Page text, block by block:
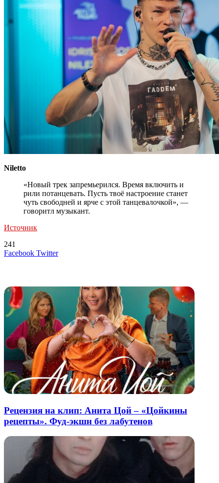
Niletto
«Новый трек запремьерился. Время включить и
рили потанцевать. Пусть твоё настроение станет
чуть свободней и ярче с этой танцевалочкой», —
говоритл музыкант.
Источник
241
Facebook TwitterLinkedIn
Tumblr
Reddit
Вконтакте
Одноклассники
Skype
Messenger
Messenger
WhatsApp
Telegram
Viber
Line
Поделиться
Печатать
Рецензия на клип: Анита Цой – «Цойкины
рецепты». Фуд-экшн без лабутенов